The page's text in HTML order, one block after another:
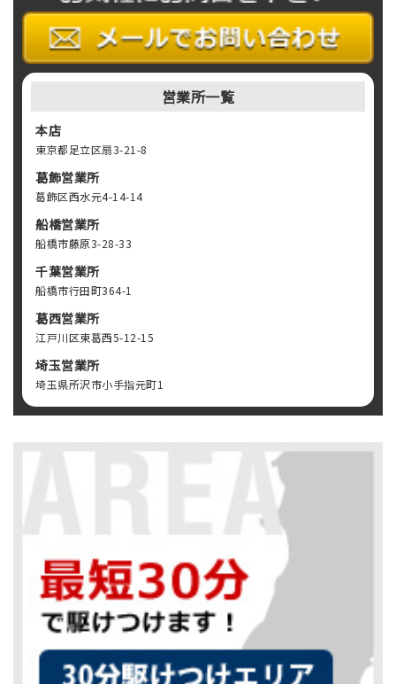
営業所一覧
本店
東京都足立区扇3-21-8
葛飾営業所
葛飾区西水元4-14-14
船橋営業所
船橋市藤原3-28-33
千葉営業所
船橋市行田町364-1
葛西営業所
江戸川区東葛西5-12-15
埼玉営業所
埼玉県所沢市小手指元町1